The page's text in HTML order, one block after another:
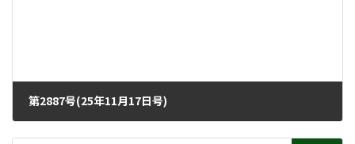
第2887号(25年11月17日号)